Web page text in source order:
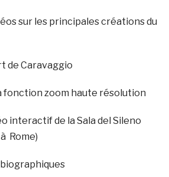
sur les principales créations du
de Caravaggio
fonction zoom haute résolution
interactif de la Sala del Sileno
Rome)